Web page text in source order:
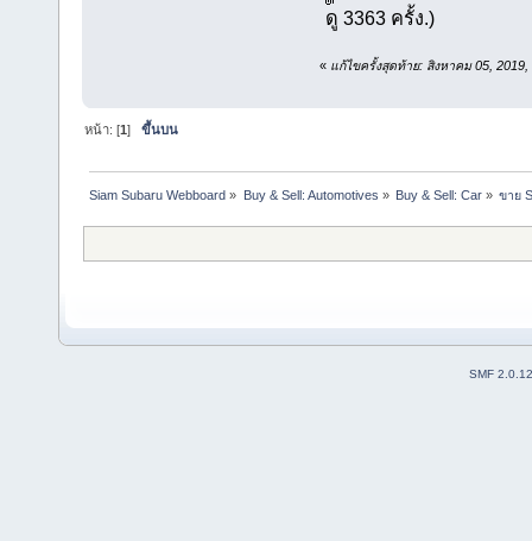
ดู 3363 ครั้ง.)
« แก้ไขครั้งสุดท้าย: สิงหาคม 05,
หน้า: [1]ขึ้นบน
Siam Subaru Webboard » Buy & Sell: Automotives » Buy & Sell: Car» ขาย
SMF 2.0.12